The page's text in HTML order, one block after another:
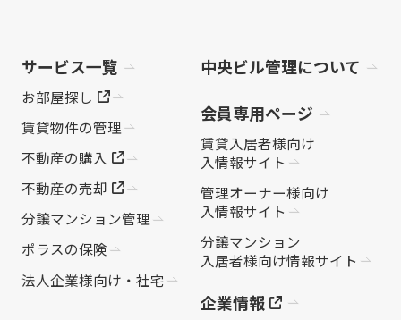
サービス一覧
お部屋探し
賃貸物件の管理
不動産の購入
不動産の売却
分譲マンション管理
ポラスの保険
法人企業様向け・社宅
中央ビル管理について
会員専用ページ
賃貸入居者様向け
入情報サイト
管理オーナー様向け
入情報サイト
分譲マンション
入居者様向け情報サイト
企業情報